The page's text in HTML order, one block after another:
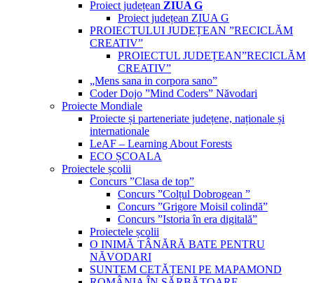
Proiect județean ZIUA G
Proiect județean ZIUA G
PROIECTULUI JUDEȚEAN ”RECICLĂM
CREATIV”
PROIECTUL JUDEȚEAN”RECICLĂM
CREATIV”
„Mens sana in corpora sano”
Coder Dojo ”Mind Coders” Năvodari
Proiecte Mondiale
Proiecte și parteneriate județene, naționale și
internationale
LeAF – Learning About Forests
ECO ȘCOALA
Proiectele școlii
Concurs ”Clasa de top”
Concurs ”Colțul Dobrogean ”
Concurs ”Grigore Moisil colindă”
Concurs ”Istoria în era digitală”
Proiectele școlii
O INIMĂ TÂNĂRĂ BATE PENTRU
NĂVODARI
SUNTEM CETĂȚENI PE MAPAMOND